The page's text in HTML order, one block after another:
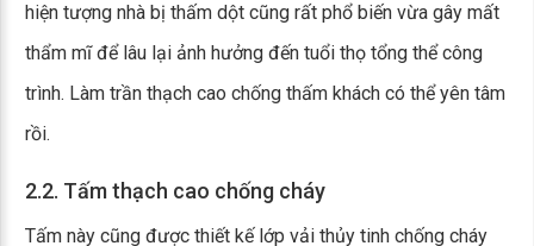
hiện tượng nhà bị thấm dột cũng rất phổ biến vừa gây mất
thẩm mĩ để lâu lại ảnh hưởng đến tuổi thọ tổng thể công
trình. Làm trần thạch cao chống thấm khách có thể yên tâm
rồi.
2.2. Tấm thạch cao chống cháy
Tấm này cũng được thiết kế lớp vải thủy tinh chống cháy